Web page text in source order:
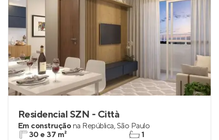
Residencial SZN - Città
Em construçãona República,São Paulo
30 e 37 m²
1